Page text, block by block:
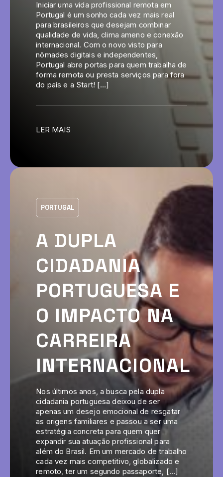
Iniciar uma vida profissional remota em
Portugal é um sonho cada vez mais real
para brasileiros que desejam combinar
qualidade de vida, clima ameno e conexão
internacional. Com o novo visto para
nômades digitais e independentes,
Portugal abre portas para quem trabalha de
forma remota ou presta serviços para fora
do país e a Start! […]
LER MAIS
PORTUGAL
A DUPLA
CIDADANIA
PORTUGUESA E
O IMPACTO NA
CARREIRA
INTERNACIONAL
Nos últimos anos, a busca pela dupla
cidadania portuguesa deixou de ser
apenas um desejo emocional de resgatar
as origens familiares e passou a ser uma
estratégia concreta para quem quer
expandir sua atuação profissional para
além do Brasil. Em um mercado de trabalho
cada vez mais competitivo, globalizado e
remoto, ter um segundo passaporte, […]